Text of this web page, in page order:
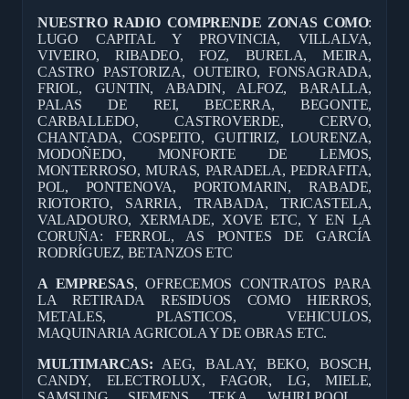
NUESTRO RADIO COMPRENDE ZONAS COMO:
LUGO CAPITAL Y PROVINCIA, VILLALVA,
VIVEIRO, RIBADEO, FOZ, BURELA, MEIRA,
CASTRO PASTORIZA, OUTEIRO, FONSAGRADA,
FRIOL, GUNTIN, ABADIN, ALFOZ, BARALLA,
PALAS DE REI, BECERRA, BEGONTE,
CARBALLEDO, CASTROVERDE, CERVO,
CHANTADA, COSPEITO, GUITIRIZ, LOURENZA,
MODOÑEDO, MONFORTE DE LEMOS,
MONTERROSO, MURAS, PARADELA, PEDRAFITA,
POL, PONTENOVA, PORTOMARIN, RABADE,
RIOTORTO, SARRIA, TRABADA, TRICASTELA,
VALADOURO, XERMADE, XOVE ETC, Y EN LA
CORUÑA: FERROL, AS PONTES DE GARCÍA
RODRÍGUEZ, BETANZOS ETC
A EMPRESAS, OFRECEMOS CONTRATOS PARA
LA RETIRADA RESIDUOS COMO HIERROS,
METALES, PLASTICOS, VEHICULOS,
MAQUINARIA AGRICOLA Y DE OBRAS ETC.
MULTIMARCAS: AEG, BALAY, BEKO, BOSCH,
CANDY, ELECTROLUX, FAGOR, LG, MIELE,